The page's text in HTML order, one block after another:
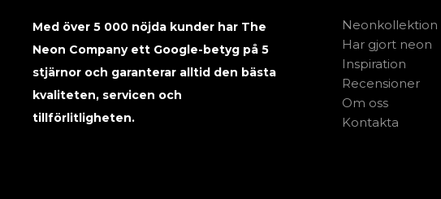
Med över 5 000 nöjda kunder har The
Neon Company ett Google-betyg på 5
stjärnor och garanterar alltid den bästa
kvaliteten, servicen och
tillförlitligheten.
Neonkollektion
Har gjort neon
Inspiration
Recensioner
Om oss
Kontakta